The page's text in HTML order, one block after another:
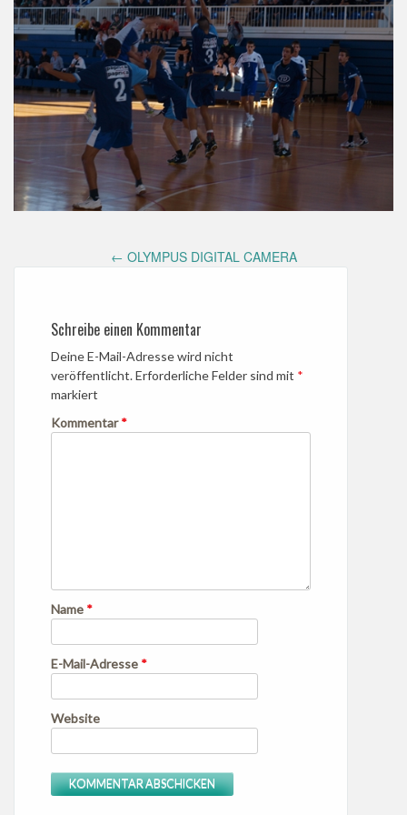
navigation
← OLYMPUS DIGITAL CAMERA
Schreibe einen Kommentar
Deine E-Mail-Adresse wird nicht
veröffentlicht.Erforderliche Felder sind mit *
markiert
Kommentar*
Name *
E-Mail-Adresse *
Website